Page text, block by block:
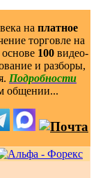
на платное
торговле на
100видео-
и разборы,
Подробности
общении...